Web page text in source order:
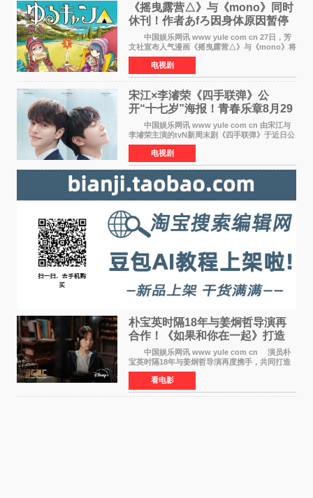
《摇曳露营△》与《mono》同时
休刊！作者あfろ因身体原因暂停
双连载
中国娱乐网讯 www yule com cn 27日，芳
文社宣布人气漫画《摇曳露营△》与《mono》将
暂停连载一段时间，原因是漫画家あfろ身体状况
不佳。 编辑部表示：一直承蒙各位对
《mono》的喜爱，
电视剧
宋江×李濬荣《四手联弹》公
开“十七岁”海报！青春乐章8月29
日奏响
中国娱乐网讯 www yule com cn 由宋江与
李濬荣主演的tvN新周末剧《四手联弹》于近日公
开十七岁版海报，以充满青春气息的画面再度点
燃观众期待。 海报中，宋江与李濬荣并肩站
在音乐教室的
电视剧
朴宝英时隔18年与姜炯哲导演再
合作！《如果和你在一起》打造
奇幻浪漫喜剧
中国娱乐网讯 www yule com cn 演员朴
宝英时隔18年与姜炯哲导演再度携手，共同打造
备受期待的浪漫喜剧新作《如果和你在一起》
（暂定名）。据OSEN报道，朴宝英将出演该片
女主角，自2008年《
看电影